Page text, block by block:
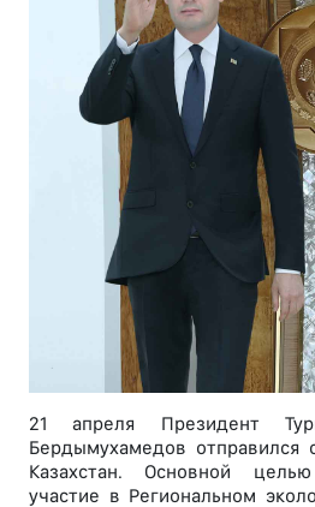
21 апреля Президент
Бердымухамедов отправился
Казахстан. Основной
участие в Региональном